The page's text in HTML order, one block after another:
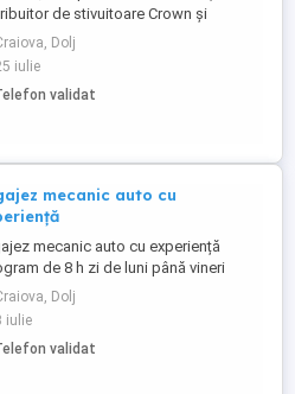
de stivuitoare Crown și
în România, își extinde echipa și
noi colegi! Căutăm Tehnicieni
Mecanic pentru întreținerea și
stivuitoarelor și a
...
Dolj
iulie
validat
mecanic auto cu
mecanic auto cu experiență
de 8 h zi de luni până vineri
și Duminica liber *Contract de
pe perioada nedeterminata
atractiv Daca îți dorești să faci
din echipa noastră și ai nevoie de
Dolj
iulie
validat